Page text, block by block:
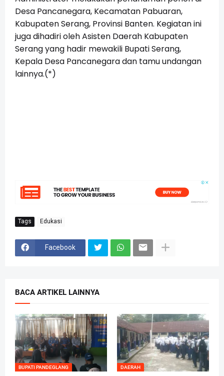
Desa Pancanegara, Kecamatan Pabuaran,
Kabupaten Serang, Provinsi Banten. Kegiatan ini
juga dihadiri oleh Asisten Daerah Kabupaten
Serang yang hadir mewakili Bupati Serang,
Kepala Desa Pancanegara dan tamu undangan
lainnya.(*)
Tags Edukasi
Facebook
BACA ARTIKEL LAINNYA
BUPATI PANDEGLANG DAERAH